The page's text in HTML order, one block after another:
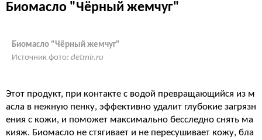
Биомасло "Чёрный жемчуг"
Биомасло "Чёрный жемчуг"
Источник фото: detmir.ru
Этот продукт, при контакте с водой превращающийся из м
асла в нежную пенку, эффективно удалит глубокие загрязн
ения с кожи, и поможет максимально бесследно снять ма
кияж. Биомасло не стягивает и не пересушивает кожу, бла